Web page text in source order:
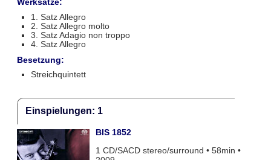
1. Satz Allegro
2. Satz Allegro molto
3. Satz Adagio non troppo
4. Satz Allegro
Besetzung:
Streichquintett
Einspielungen: 1
BIS 1852
1 CD/SACD stereo/surround • 58min •